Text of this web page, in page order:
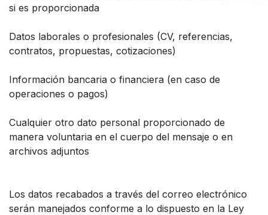
si es proporcionada
Datos laborales o profesionales (CV, referencias,
contratos, propuestas, cotizaciones)
Información bancaria o financiera (en caso de
operaciones o pagos)
Cualquier otro dato personal proporcionado de
manera voluntaria en el cuerpo del mensaje o en
archivos adjuntos
Los datos recabados a través del correo electrónico
serán manejados conforme a lo dispuesto en la Ley